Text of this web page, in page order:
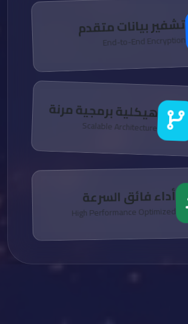
تشفير بيانات متقدم
End-to-End Encryption
هيكلية برمجية مرنة
Scalable Architecture
أداء فائق السرعة
High Performance Optimized